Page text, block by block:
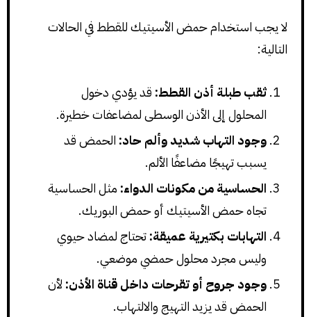
لا يجب استخدام حمض الأسيتيك للقطط في الحالات
التالية:
ثقب طبلة أذن القطط: قد يؤدي دخول
المحلول إلى الأذن الوسطى لمضاعفات خطيرة.
وجود التهاب شديد وألم حاد: الحمض قد
يسبب تهيجًا مضاعفًا الألم.
الحساسية من مكونات الدواء: مثل الحساسية
تجاه حمض الأسيتيك أو حمض البوريك.
التهابات بكتيرية عميقة:تحتاج لمضاد حيوي
وليس مجرد محلول حمضي موضعي.
وجود جروح أو تقرحات داخل قناة الأذن: لأن
الحمض قد يزيد التهيج والالتهاب.